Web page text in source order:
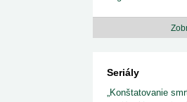
Seriály
„Konštatovanie